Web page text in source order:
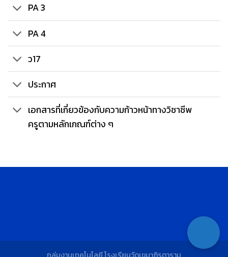
PA 3
PA 4
ว17
ประกาศ
เอกสารที่เกี่ยวข้องกับความก้าวหน้าทางวิชาชีพ
ครูตามหลักเกณฑ์ต่าง ๆ